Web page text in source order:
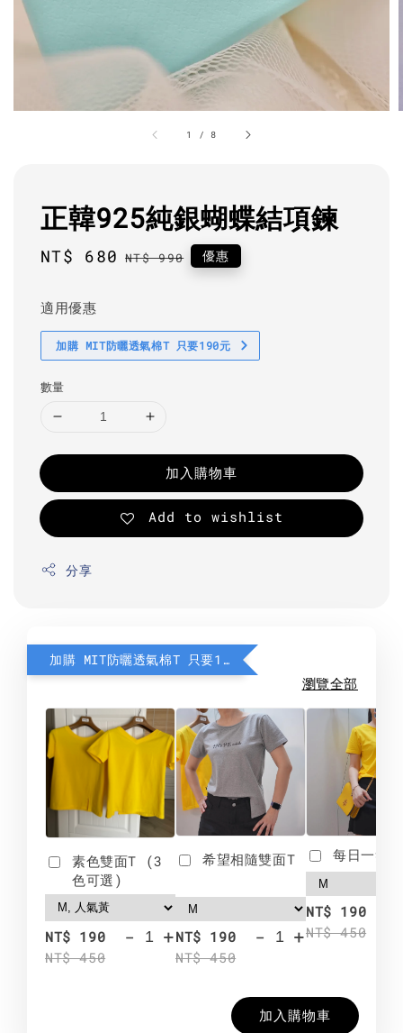
1 / 8
正韓925純銀蝴蝶結項鍊
Sale
NT$ 680 Regular
NT$ 990 優惠
適用優惠
加購 MIT防曬透氣棉T 只要190元
數量
加入購物車
Add to wishlist
分享
加購 MIT防曬透氣棉T 只要190元
瀏覽全部
素色雙面T (3
色可選)
NT$ 190
NT$ 450
- +
希望相隨雙面T
NT$ 190
NT$ 450
- +
每日一笑
NT$ 190
NT$ 450
加入購物車